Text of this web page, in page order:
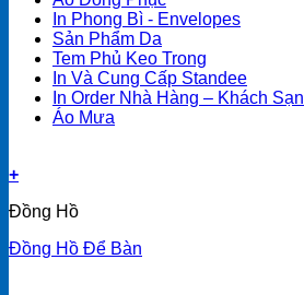
In Phong Bì - Envelopes
Sản Phẩm Da
Tem Phủ Keo Trong
In Và Cung Cấp Standee
In Order Nhà Hàng – Khách Sạn
Áo Mưa
+
Đồng Hồ
Đồng Hồ Để Bàn